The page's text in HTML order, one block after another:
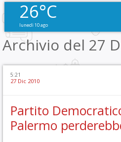
26°C
lunedì 10 ago
Archivio del 27
5:21
27 Dic 2010
Partito
Palermo